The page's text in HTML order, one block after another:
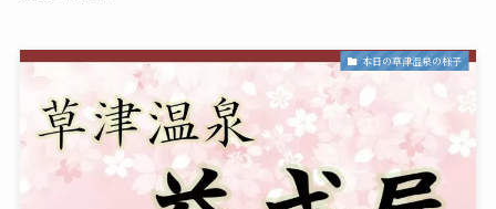
本日の草津温泉の様子